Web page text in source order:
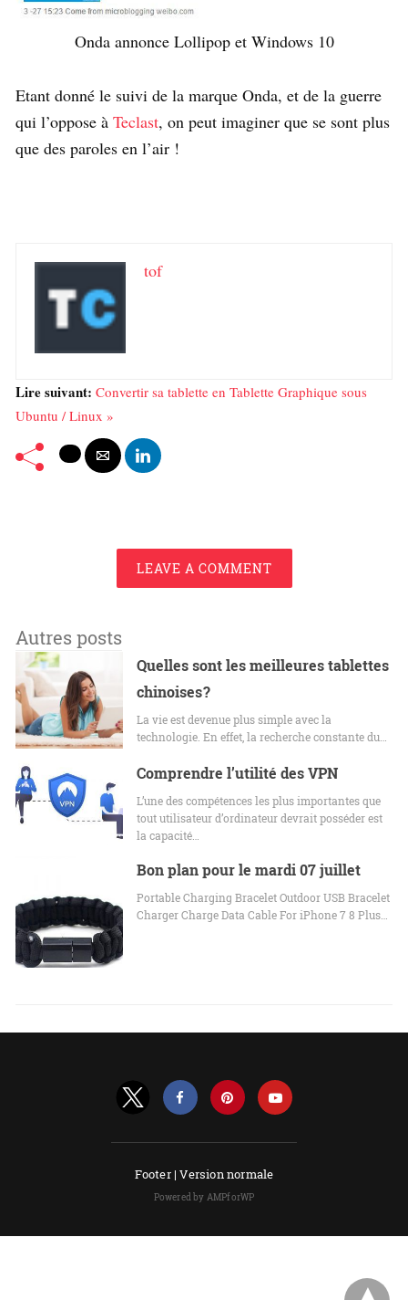
Onda annonce Lollipop et Windows 10
Etant donné le suivi de la marque Onda, et de la guerre
qui l’oppose à Teclast, on peut imaginer que se sont plus
que des paroles en l’air !
tof
Lire suivant: Convertir sa tablette en Tablette Graphique sous
Ubuntu / Linux »
LEAVE A COMMENT
Autres posts
Quelles sont les meilleures tablettes
chinoises ?
La vie est devenue plus simple avec la
technologie. En effet, la recherche constante du…
Comprendre l’utilité des VPN
L’une des compétences les plus importantes que
tout utilisateur d’ordinateur devrait posséder est
la capacité…
Bon plan pour le mardi 07 juillet
Portable Charging Bracelet Outdoor USB Bracelet
Charger Charge Data Cable For iPhone 7 8 Plus…
Footer |Version normale
Powered by AMPforWP